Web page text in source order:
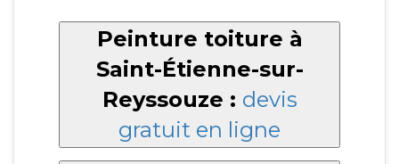
Peinture toiture à
Saint-Étienne-sur-
Reyssouze : devis
gratuit en ligne